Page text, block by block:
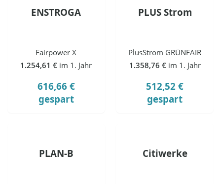
ENSTROGA
Fairpower X
1.254,61 € im 1. Jahr
616,66 €
gespart
PLUS Strom
PlusStrom GRÜNFAIR
1.358,76 € im 1. Jahr
512,52 €
gespart
PLAN-B Citiwerke